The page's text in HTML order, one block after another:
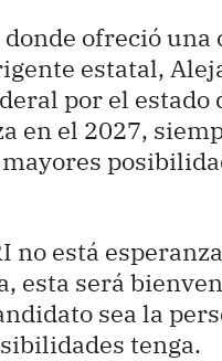
ofreció una
estatal,
por el estado
en el 2027,
no está
esta será
sea la
tenga.